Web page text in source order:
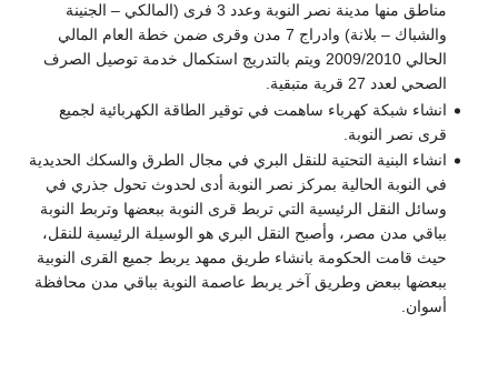
مناطق منها مدينة نصر النوبة وعدد 3 فرى (المالكي – الجنينة
والشباك – بلانة) وادراج 7 مدن وقرى ضمن خطة العام المالي
الحالي 2009/2010 ويتم بالتدريج استكمال خدمة توصيل الصرف
الصحي لعدد 27 قرية متبقية.
انشاء شبكة كهرباء ساهمت في توقير الطاقة الكهربائية لجميع
قرى نصر النوبة.
انشاء البنية التحتية للنقل البري في مجال الطرق والسكك الحديدية
في النوبة الحالية بمركز نصر النوبة أدى لحدوث تحول جذري في
وسائل النقل الرئيسية التي تربط قرى النوبة ببعضها وتربط النوبة
بباقي مدن مصر، وأصبح النقل البري هو الوسيلة الرئيسية للنقل،
حيث قامت الحكومة بانشاء طريق ممهد يربط جميع القرى النوبية
ببعضها ببعض وطريق آخر يربط عاصمة النوبة بباقي مدن محافظة
أسوان.